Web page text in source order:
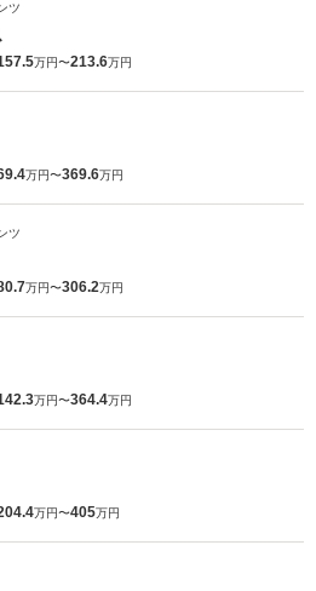
ツ
万円〜213.6万円
万円〜369.6万円
ツ
万円〜306.2万円
万円〜364.4万円
万円〜405万円